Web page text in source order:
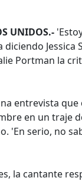
UNIDOS.-
Jessica
Portman la
entrevista
en un traje
'En serio, no
la cantante